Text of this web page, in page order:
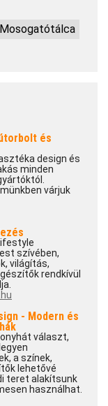
Mosogatótálca
és
design és
minden
várjuk
szívében,
világítás,
rendkívül
- Modern és
választ,
a színek,
lehetővé
teret alakítsunk
használhat.